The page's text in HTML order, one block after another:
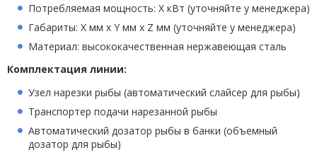
Потребляемая мощность: X кВт (уточняйте у менеджера)
Габариты: X мм x Y мм x Z мм (уточняйте у менеджера)
Материал: высококачественная нержавеющая сталь
Комплектация линии:
Узел нарезки рыбы (автоматический слайсер для рыбы)
Транспортер подачи нарезанной рыбы
Автоматический дозатор рыбы в банки (объемный
дозатор для рыбы)